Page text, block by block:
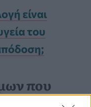
είναι
του
που